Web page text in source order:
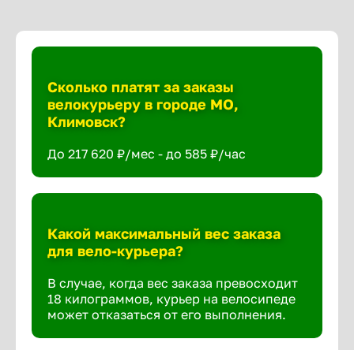
Сколько платят за заказы
велокурьеру в городе МО,
Климовск?
До 217 620 ₽/мес - до 585 ₽/час
Какой максимальный вес заказа
для вело-курьера?
В случае, когда вес заказа превосходит
18 килограммов, курьер на велосипеде
может отказаться от его выполнения.